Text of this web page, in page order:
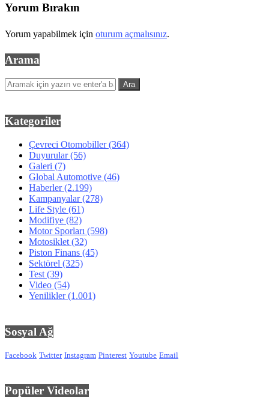
Yorum Bırakın
Yorum yapabilmek için oturum açmalısınız.
Arama
Kategoriler
Çevreci Otomobiller(364)
Duyurular(56)
Galeri (7)
Global Automotive (46)
Haberler(2.199)
Kampanyalar(278)
Life Style (61)
Modifiye (82)
Motor Sporları (598)
Motosiklet (32)
Piston Finans (45)
Sektörel (325)
Test (39)
Video (54)
Yenilikler(1.001)
Sosyal Ağ
Facebook Twitter Instagram Pinterest Youtube Email
Popüler Videolar